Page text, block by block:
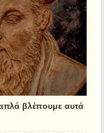
βλέπουμε αυτά